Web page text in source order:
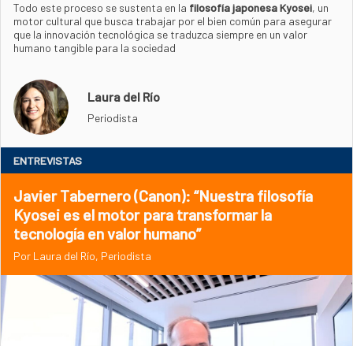
Todo este proceso se sustenta en la filosofía japonesa Kyosei, un
motor cultural que busca trabajar por el bien común para asegurar
que la innovación tecnológica se traduzca siempre en un valor
humano tangible para la sociedad
Laura del Río
Periodista
ENTREVISTAS
Javier Tabernero (Canon): “Nuestra filosofía
Kyosei es el motor para transformar la
tecnología en valor humano”
Por Laura del Río, Periodista